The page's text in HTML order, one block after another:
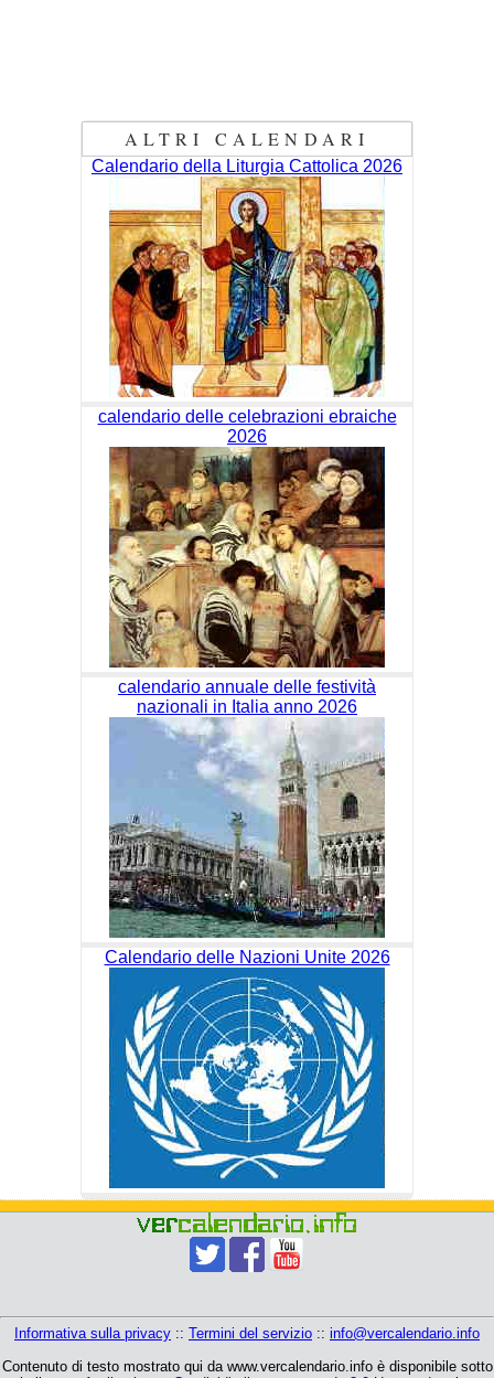
ALTRI CALENDARI
Calendario della Liturgia Cattolica 2026
calendario delle celebrazioni ebraiche
2026
calendario annuale delle festività
nazionali in Italia anno 2026
Calendario delle Nazioni Unite 2026
Informativa sulla privacy :: Termini del servizio :: info@vercalendario.info
Contenuto di testo mostrato qui da www.vercalendario.info è disponibile sotto